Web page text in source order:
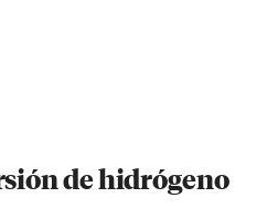
de hidrógeno